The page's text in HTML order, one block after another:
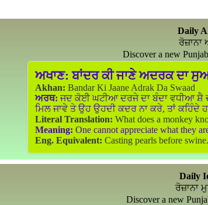
Daily
ਰੋਜ਼ਾਨਾ
Discover a new
ਅਖਾਣ: ਬਾਂਦਰ ਕੀ ਜਾਣੇ ਅਦਰਕ ਦਾ
Akhan: Bandar Ki Jaane Adrak Da Swaad
ਅਰਥ: ਜਦ ਕੋਈ ਘਟੀਆ ਦਰਜੇ ਦਾ ਬੰਦਾ ਵਧੀਆ ਸ਼ੈ
ਮਿਲ ਜਾਵੇ ਤੇ ਉਹ ਉਹਦੀ ਕਦਰ ਨਾ ਕਰੇ, ਤਾਂ ਕਹਿੰਦੇ
Literal Translation: What does a monkey
Meaning: One cannot appreciate what they
Eng. Equivalent: Casting pearls before swine.
Daily
ਰੋਜ਼ਾਨਾ
Discover a new